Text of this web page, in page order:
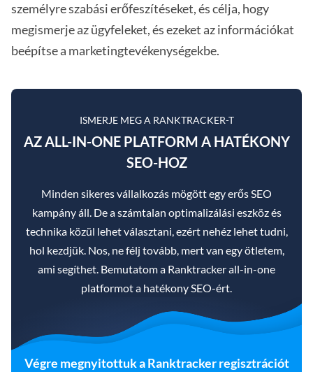
személyre szabási erőfeszítéseket, és célja, hogy
megismerje az ügyfeleket, és ezeket az információkat
beépítse a marketingtevékenységekbe.
ISMERJE MEG A RANKTRACKER-T
AZ ALL-IN-ONE PLATFORM A HATÉKONY
SEO-HOZ
Minden sikeres vállalkozás mögött egy erős SEO
kampány áll. De a számtalan optimalizálási eszköz és
technika közül lehet választani, ezért nehéz lehet tudni,
hol kezdjük. Nos, ne félj tovább, mert van egy ötletem,
ami segíthet. Bemutatom a Ranktracker all-in-one
platformot a hatékony SEO-ért.
Végre megnyitottuk a Ranktracker regisztrációt